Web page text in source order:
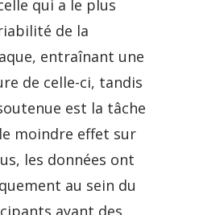
qui a le plus
de la
entraînant une
de celle-ci, tandis
est la tâche
moindre effet sur
les données ont
au sein du
ayant des